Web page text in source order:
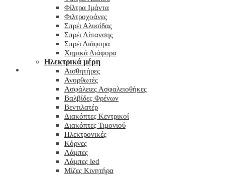
Φίλτρα Ιμάντα
Φιλτροχοάνες
Σπρέι Αλυσίδας
Σπρέι Λίπανσης
Σπρέι Διάφορα
Χημικά Διάφορα
Hλεκτρικά μέρη
Αισθητήρες
Ανορθωτές
Ασφάλειες Ασφαλειοθήκες
Βαλβίδες Φρένων
Βεντιλατέρ
Διακόπτες Κεντρικοί
Διακόπτες Τιμονιού
Ηλεκτρονικές
Κόρνες
Λάμπες
Λάμπες led
Μίζες Κινητήρα